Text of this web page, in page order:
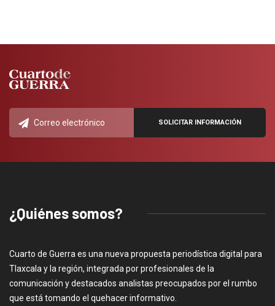
¿Quiénes somos?
Cuarto de Guerra es una nueva propuesta periodística digital para
Tlaxcala y la región, integrada por profesionales de la
comunicación y destacados analistas preocupados por el rumbo
que está tomando el quehacer informativo.